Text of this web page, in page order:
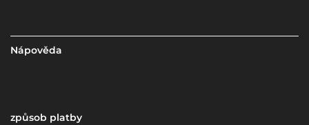
Nápověda
způsob platby